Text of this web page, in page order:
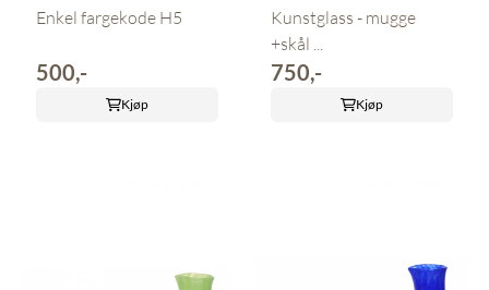
Enkel fargekode H5
500,-
Kjøp
Kunstglass - mugge
+skål ...
750,-
Kjøp